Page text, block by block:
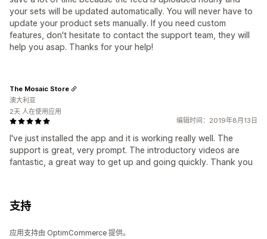
your sets will be updated automatically. You will never have to
update your product sets manually. If you need custom
features, don't hesitate to contact the support team, they will
help you asap. Thanks for your help!
编辑时间：2019年8月13日
I've just installed the app and it is working really well. The
support is great, very prompt. The introductory videos are
fantastic, a great way to get up and going quickly. Thank you
The Mosaic Store
澳大利亚
2天 人在使用应用
支持
应用支持由 OptimCommerce 提供。